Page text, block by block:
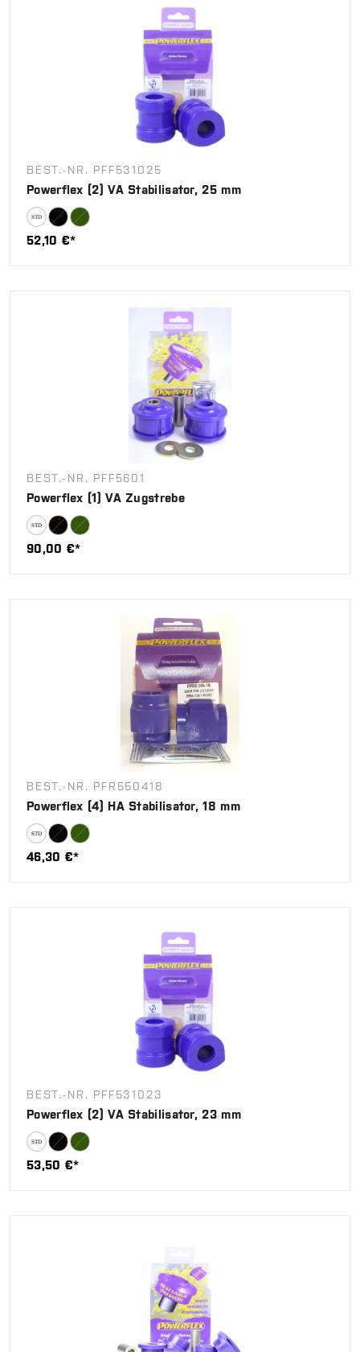
BEST.-NR. PFF531025
Powerflex (2) VA Stabilisator, 25 mm
52,10 €*
BEST.-NR. PFF5601
Powerflex (1) VA Zugstrebe
90,00 €*
BEST.-NR. PFR550418
Powerflex (4) HA Stabilisator, 18 mm
46,30 €*
BEST.-NR. PFF531023
Powerflex (2) VA Stabilisator, 23 mm
53,50 €*